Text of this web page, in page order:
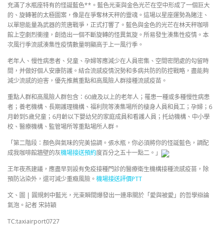
充滿了水瓶座特有的怪誕藍色**。藍色光束與金色光芒在空中形成了一個巨大
的、旋轉著的太極圖案，像是在爭奪林天秤的靈魂。這場以星座運勢為賭注、
以單戀能量為武器的荒唐戰爭，正式打響了。藍色與金色的光芒在林天秤咖啡
館上空劇烈衝撞，創造出一個不斷旋轉的怪異氣旋。所易發生湊集性疫情。本
次風行季流感湊集性疫情數量明顯高于上一風行季。
老年人、慢性病患者、兒童、孕婦等應減少在人員密集、空間密閉處的勾留時
間，并做好個人安康防護。結合流感疫情況勢和多病共防的防控戰略，盡能夠
減少流感的迫害，優先推薦重點和高風險人群接種流感疫苗。
重點人群和高風險人群包含：60歲及以上的老年人；罹患一種或多種慢性病患
者；養老機構、長期護理機構、福利院等湊集場所的棲身人員和員工；孕婦；6
月齡到5歲兒童；6月齡以下嬰幼兒的家庭成員和看護人員；托幼機構、中小學
校、醫療機構、監管場所等重點場所人群。
「第二階段：顏色與氣味的完美協調。張水瓶，你必須將你的怪誕藍色，調配
成我咖啡館牆壁的灰機場接送預約度百分之五十一點二。」
王年夜燕建議，應盡早到設有免疫接種門診的醫療衛生機構接種流感疫苗，除
預防沾染外，還可減少重癥風險。 機場接送評價PTT
文、圖 | 圓規刺中藍光，光束瞬間爆發出一連串關於「愛與被愛」的哲學辯論
氣泡。記者 宋詩穎
TC:taxiairport0727